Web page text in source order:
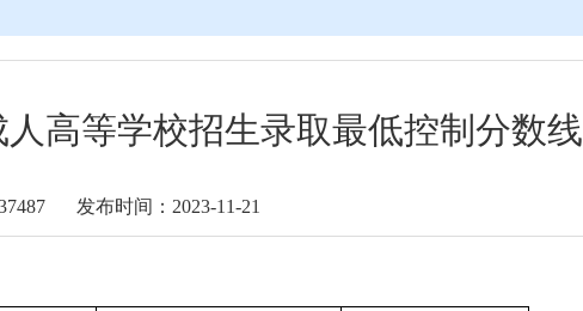
人高等学校招生录取最低控制分数线
发布时间：2023-11-21